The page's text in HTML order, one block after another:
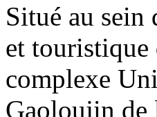
Situé au
et
complexe
Gaoloujin de